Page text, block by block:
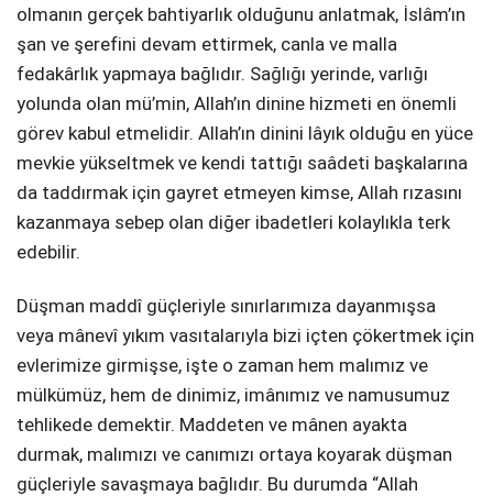
olmanın gerçek bahtiyarlık olduğunu anlatmak, İslâm’ın
şan ve şerefini devam ettirmek, canla ve malla
fedakârlık yapmaya bağlıdır. Sağlığı yerinde, varlığı
yolunda olan mü’min, Allah’ın dinine hizmeti en önemli
görev kabul etmelidir. Allah’ın dinini lâyık olduğu en yüce
mevkie yükseltmek ve kendi tattığı saâdeti başkalarına
da taddırmak için gayret etmeyen kimse, Allah rızasını
kazanmaya sebep olan diğer ibadetleri kolaylıkla terk
edebilir.
Düşman maddî güçleriyle sınırlarımıza dayanmışsa
veya mânevî yıkım vasıtalarıyla bizi içten çökertmek için
evlerimize girmişse, işte o zaman hem malımız ve
mülkümüz, hem de dinimiz, imânımız ve namusumuz
tehlikede demektir. Maddeten ve mânen ayakta
durmak, malımızı ve canımızı ortaya koyarak düşman
güçleriyle savaşmaya bağlıdır. Bu durumda “Allah